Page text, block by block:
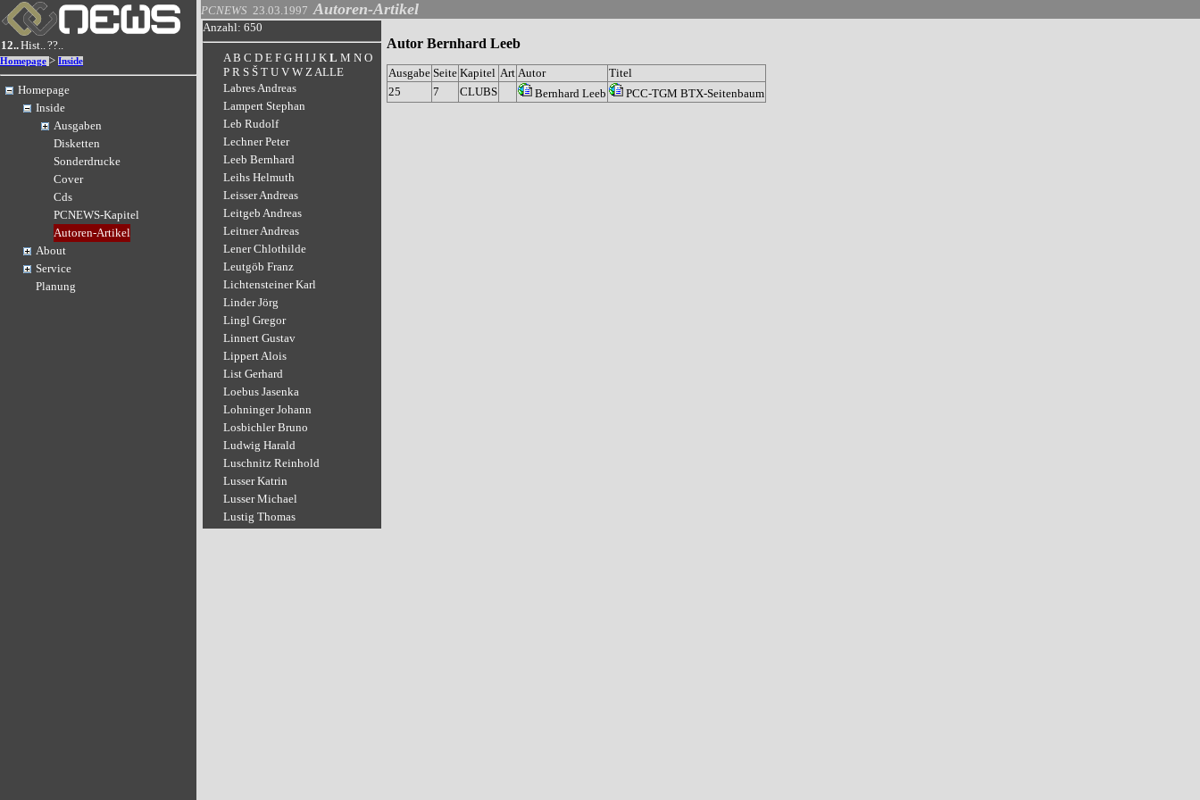
12..Hist..??..
Homepage > Inside
Homepage
Inside
Ausgaben
Disketten
Sonderdrucke
Cover
Cds
PCNEWS-Kapitel
Autoren-Artikel
About
Service
Planung
PCNEWS 23.03.1997 Autoren-Artikel
Anzahl: 650
A B C D E F G H I J K L M N O
P R S Š T U V W ZALLE
Labres Andreas
Lampert Stephan
Leb Rudolf
Lechner Peter
Leeb Bernhard
Leihs Helmuth
Leisser Andreas
Leitgeb Andreas
Leitner Andreas
Lener Chlothilde
Leutgöb Franz
Lichtensteiner Karl
Linder Jörg
Lingl Gregor
Linnert Gustav
Lippert Alois
List Gerhard
Loebus Jasenka
Lohninger Johann
Losbichler Bruno
Ludwig Harald
Luschnitz Reinhold
Lusser Katrin
Lusser Michael
Lustig Thomas
Autor Bernhard Leeb
Ausgabe Seite Kapitel Art Autor
Titel
25
7 CLUBS Bernhard Leeb PCC-TGM BTX-Seitenbaum